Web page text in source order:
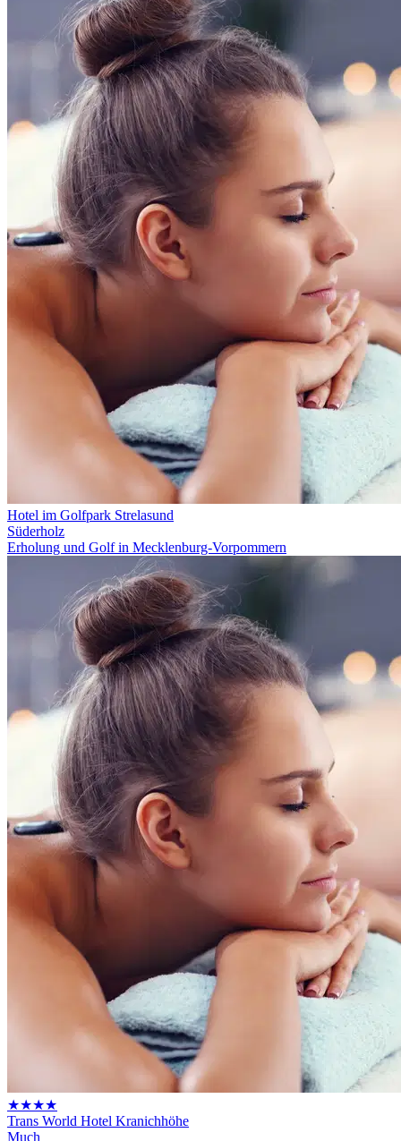
Hotel im Golfpark Strelasund
Süderholz
Erholung und Golf in Mecklenburg-Vorpommern
★★★★
Trans World Hotel Kranichhöhe
Much